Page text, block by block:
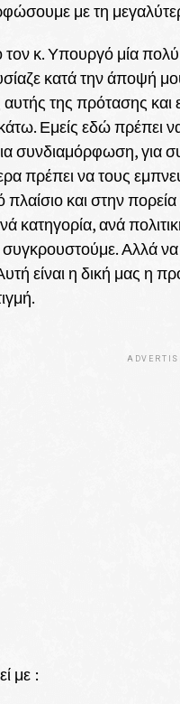
με τη
κ. Υπουργό μία πολύ
κατά την άποψή
της πρότασης και
Εμείς εδώ πρέπει
συνδιαμόρφωση, για
πρέπει να τους
και στην
κατηγορία, ανά
Αλλά
είναι η δική μας η
με :